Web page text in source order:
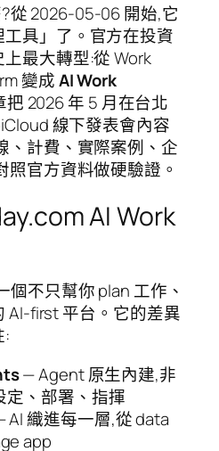
從 2026-05-06 開始,它
具」了。官方在投資
最大轉型:從 Work
變成AI Work
把 2026 年 5 月在台北
線下發表會內容
、計費、實際案例、企
官方資料做硬驗證。
AI Work
個不只幫你 plan 工作、
AI-first 平台。它的差異
:
— Agent 原生內建,非
定、部署、指揮
AI 織進每一層,從 data
app